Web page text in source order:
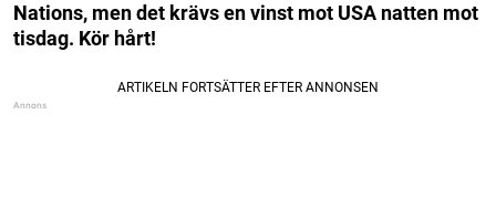
Nations, men det krävs en vinst mot USA natten mot
tisdag. Kör hårt!